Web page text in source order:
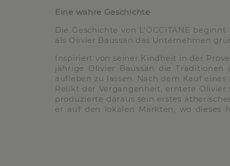
Eine wahre Geschichte
Die Geschichte von L’OCCITANE
als Olivier Baussan das Unternehmen
Inspiriert von seiner Kindheit in der
jährige Olivier Baussan die Traditionen
aufleben zu lassen. Nach dem Kauf
Relikt der Vergangenheit, erntete
produzierte daraus sein erstes
er auf den lokalen Märkten, wo dieses